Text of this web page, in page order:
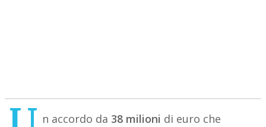
n accordo da 38 milioni di euro che